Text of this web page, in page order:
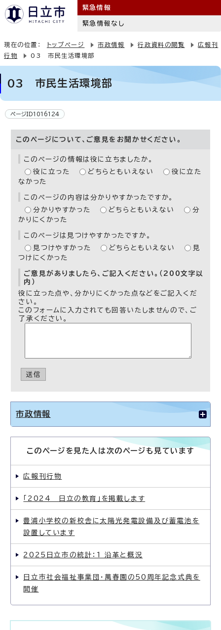
緊急情報
緊急情報なし
現在の位置： トップページ 市政情報 行政資料の閲覧
広報刊
行物
03 市民生活環境部
03 市民生活環境部
ページID1016124
このページについて、ご意見をお聞かせください。
このページの情報は役に立ちましたか。
役に立った
どちらともいえない
役に立た
なかった
このページの内容は分かりやすかったですか。
分かりやすかった
どちらともいえない
分
かりにくかった
このページは見つけやすかったですか。
見つけやすかった
どちらともいえない
見
つけにくかった
ご意見がありましたら、ご記入ください。（200文字以
内）
役に立った点や、分かりにくかった点などをご記入くだ
さい。
このフォームに入力されても回答いたしませんので、ご
了承ください。
送信
市政情報
このページを見た人は次のページも見ています
広報刊行物
「2024 日立の教育」を掲載します
豊浦小学校の新校舎に太陽光発電設備及び蓄電池を
設置しています
2025日立市の統計：1 沿革と概況
日立市社会福祉事業団・萬春園の50周年記念式典を
開催